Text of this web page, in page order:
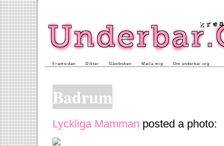
Framsidan Dikter Gästboken Maila mig Om underbar.org
Badrum
Lyckliga Mamman posted a photo: